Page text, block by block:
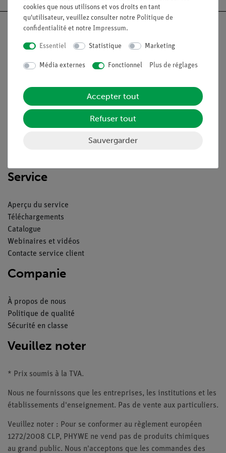
Légal
Contact
Déclaration de confidentialité
Service
Aperçu du service
Téléchargements
Catalogue
Webinaires et vidéos
Contacte service client
Companie
À propos de nous
Politique de qualité
Sécurité en classe
Veuillez noter
* Prix soumis à la TVA.
Nous ne fournissons que les entreprises, les institutions et les
établissements d'enseignement. Pas de vente aux particuliers.
Veuillez noter : Pour se conformer au règlement européen
1272/2008 CLP, PHYWE ne vend pas de produits chimiques
au grand public. Nous n'acceptons que les commandes des
cookies que nous utilisons et vos droits en tant
qu'utilisateur, veuillez consulter notre Politique de
confidentialité et notre Impressum.
Essentiel Statistique Marketing
Média externes Fonctionnel Plus de réglages
Accepter tout
Refuser tout
Sauvergarder